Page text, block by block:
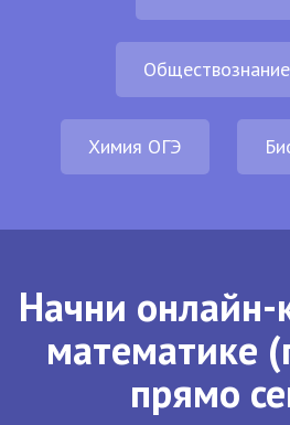
Химия ОГЭ
Начни онлайн-
математике
прямо